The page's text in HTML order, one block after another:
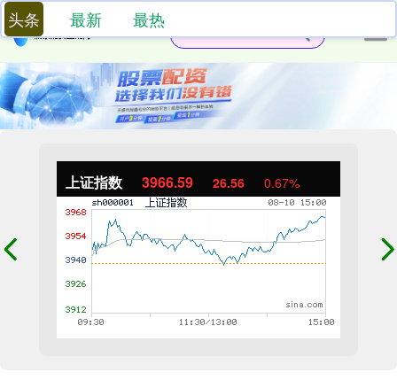
上证指数 3966.59 26.56 0.67%
头条 最新 最热